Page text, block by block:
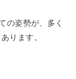
の姿勢が、多く
ります。